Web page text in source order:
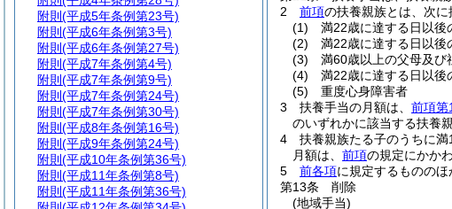
2
前項の扶養親族とは、次に
(1)
満22歳に達する日以後
(2)
満22歳に達する日以後
(3)
満60歳以上の父母及び
(4)
満22歳に達する日以後
(5)
重度心身障害者
3
扶養手当の月額は、 前項第
のいずれかに該当する扶養
4
扶養親族たる子のうちに
月額は、 前項の規定にかか
5
前各項に規定するものの
第13条
削除
(地域手当)
附則 (平成5年条例第23号)
附則 (平成6年条例第3号)
附則 (平成6年条例第27号)
附則 (平成7年条例第4号)
附則 (平成7年条例第9号)
附則 (平成7年条例第24号)
附則 (平成7年条例第30号)
附則 (平成8年条例第16号)
附則 (平成9年条例第24号)
附則 (平成10年条例第36号)
附則 (平成11年条例第8号)
附則 (平成11年条例第36号)